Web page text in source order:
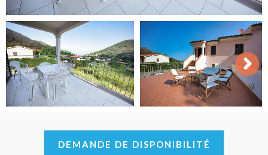
Next
DEMANDE DE DISPONIBILITÉ